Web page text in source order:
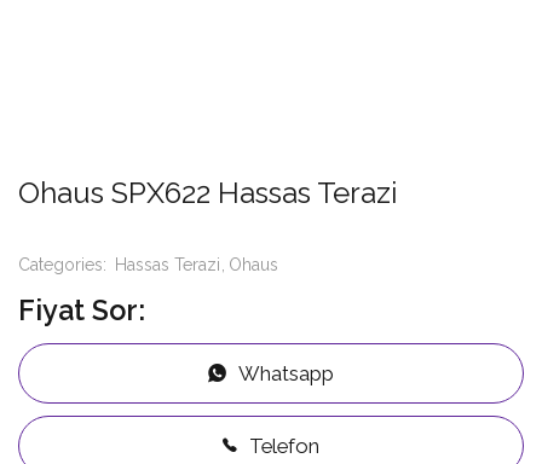
Ohaus SPX622 Hassas Terazi
Categories: Hassas Terazi Ohaus
Fiyat Sor:
Whatsapp
Telefon